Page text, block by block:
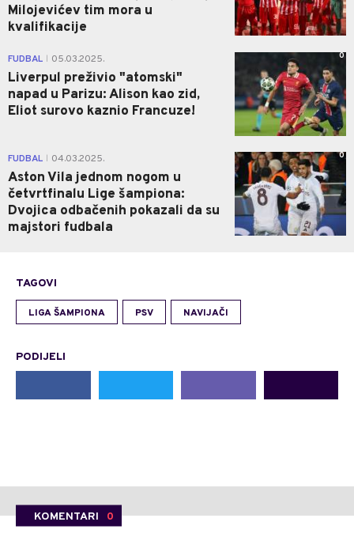
Milojevićev tim mora u
kvalifikacije
FUDBAL 05.03.2025.
Liverpul preživio "atomski"
napad u Parizu: Alison kao zid,
Eliot surovo kaznio Francuze!
0
FUDBAL 04.03.2025.
Aston Vila jednom nogom u
četvrtfinalu Lige šampiona:
Dvojica odbačenih pokazali da su
majstori fudbala
0
TAGOVI
LIGA ŠAMPIONA PSV NAVIJAČI
PODIJELI
KOMENTARI 0